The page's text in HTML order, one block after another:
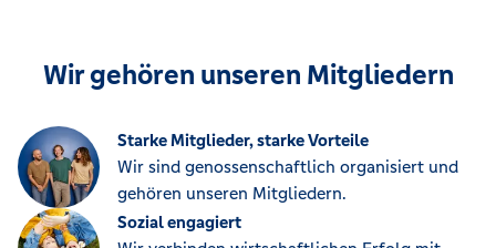
Wir gehören unseren Mitgliedern
Starke Mitglieder, starke Vorteile
Wir sind genossenschaftlich organisiert und
gehören unseren Mitgliedern.
Sozial engagiert